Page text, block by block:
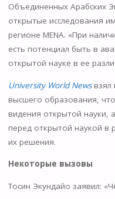
Объединенных Арабских
открытые исследования
регионе MENA. «При
есть потенциал быть в
открытой науке в ее
University World Newsвзял
высшего образования,
видения открытой науки,
перед открытой наукой в
их решения.
Некоторые вызовы
Тосин Экундайо заявил: